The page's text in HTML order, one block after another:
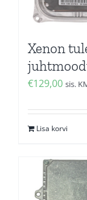
Xenon
€129,00 sis.
Lisa korvi